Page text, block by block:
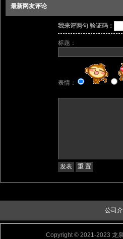
最新网友评论
我来评两句 验证码：
标题：
表情：
公司
Copyright © 2021-2023 龙